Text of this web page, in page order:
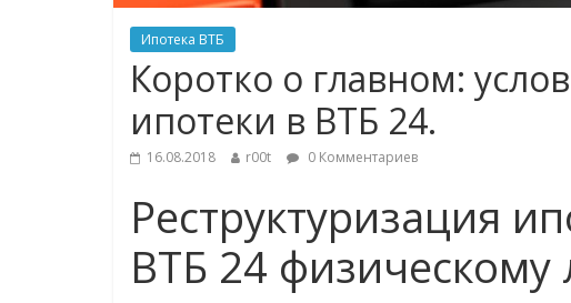
Ипотека ВТБ
Коротко о главном:
ипотеки в ВТБ 24.
16.08.2018 r00t 0 Комментариев
Реструктуризация
ВТБ 24 физическому